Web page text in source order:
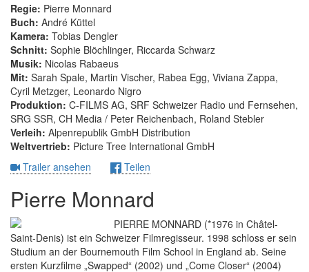
Regie: Pierre Monnard
Buch: André Küttel
Kamera: Tobias Dengler
Schnitt: Sophie Blöchlinger, Riccarda Schwarz
Musik: Nicolas Rabaeus
Mit: Sarah Spale, Martin Vischer, Rabea Egg, Viviana Zappa,
Cyril Metzger, Leonardo Nigro
Produktion: C-FILMS AG, SRF Schweizer Radio und Fernsehen,
SRG SSR, CH Media / Peter Reichenbach, Roland Stebler
Verleih: Alpenrepublik GmbH Distribution
Weltvertrieb: Picture Tree International GmbH
Trailer ansehen
Teilen
Pierre Monnard
PIERRE MONNARD (*1976 in Châtel-
Saint-Denis) ist ein Schweizer Filmregisseur. 1998 schloss er sein
Studium an der Bournemouth Film School in England ab. Seine
ersten Kurzfilme „Swapped“ (2002) und „Come Closer“ (2004)